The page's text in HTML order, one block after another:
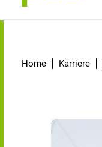
Home Karriere